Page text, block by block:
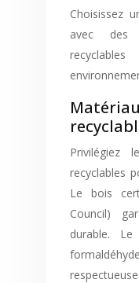
Choisissez
avec des
Privilégiez
recyclables
Le bois
Council)
durable.